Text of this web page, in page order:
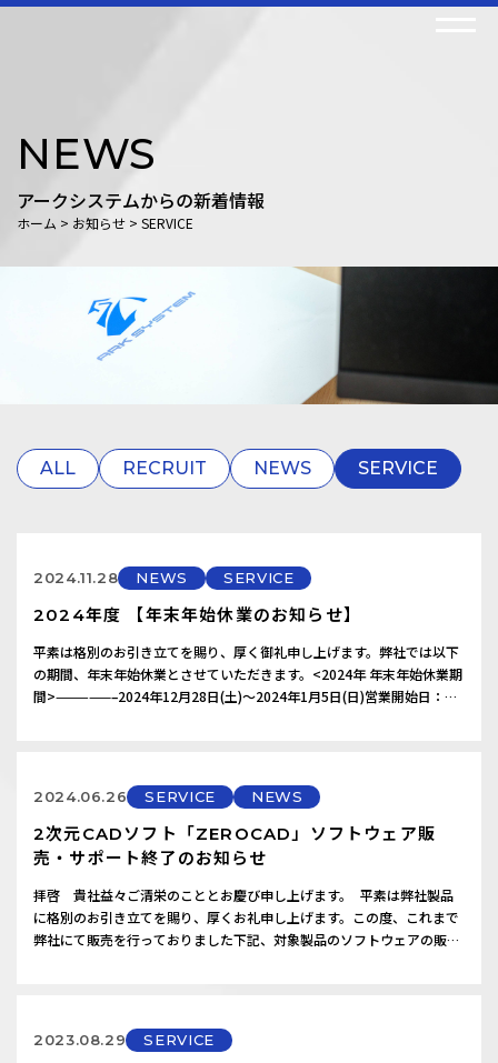
ご挨拶
SERVICE
システム開発事業
NEWS
お問い合わせ
NEWS
アークシステムからの新着情報
ホーム > お知らせ > SERVICE
ALL RECRUIT NEWS SERVICE
2024.11.28 NEWS SERVICE
2024年度 【年末年始休業のお知らせ】
平素は格別のお引き立てを賜り、厚く御礼申し上げます。弊社では以下
の期間、年末年始休業とさせていただきます。<2024年 年末年始休業期
間>—————–2024年12月28日(土)～2024年1月5日(日)営業開始日：
2024.06.26 SERVICE NEWS
2次元CADソフト「ZEROCAD」ソフトウェア販
売・サポート終了のお知らせ
拝啓 貴社益々ご清栄のこととお慶び申し上げます。 平素は弊社製品
に格別のお引き立てを賜り、厚くお礼申し上げます。この度、これまで
弊社にて販売を行っておりました下記、対象製品のソフトウェアの販売
品 ：ZEROCAD…
2023.08.29 SERVICE